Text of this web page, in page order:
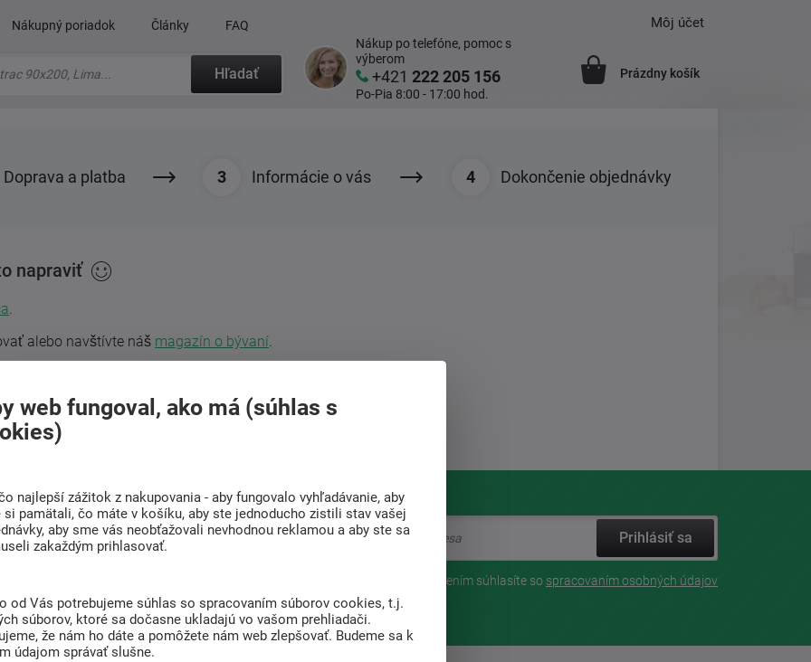
Nákupný poriadok Články FAQ
Hľadať
Nákup po telefóne, pomoc s
výberom
+421222 205 156
Po-Pia 8:00 - 17:00 hod.
Môj účet
Prázdny košík
Doprava a platba Informácie o vás Dokončenie objednávky
napraviť
.
alebo navštívte náš magazín o bývaní.
tipy na kvalitný spánok
a budete o všetkom vedieť
prínosné informácie.
vám zašleme kód na ZĽAVU 5 €
Prihlásiť sa
Prihlásením súhlasíte so spracovaním osobných údajov
web fungoval, ako má (súhlas s
najlepší zážitok z nakupovania - aby fungovalo vyhľadávanie, aby
si pamätali, čo máte v košíku, aby ste jednoducho zistili stav vašej
aby sme vás neobťažovali nevhodnou reklamou a aby ste sa
zakaždým prihlasovať.
od Vás potrebujeme súhlas so spracovaním súborov cookies, t.j.
súborov, ktoré sa dočasne ukladajú vo vašom prehliadači.
že nám ho dáte a pomôžete nám web zlepšovať. Budeme sa k
údajom správať slušne.